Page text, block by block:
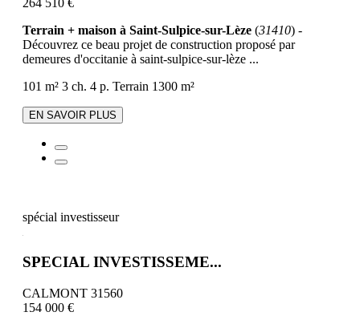
Terrain + maison à Saint-Sulpice-sur-Lèze (31410) -
Découvrez ce beau projet de construction proposé par
demeures d'occitanie à saint-sulpice-sur-lèze ...
101 m² 3 ch. 4 p. Terrain 1300 m²
EN SAVOIR PLUS
spécial investisseur
SPECIAL INVESTISSEME...
CALMONT 31560
154 000 €